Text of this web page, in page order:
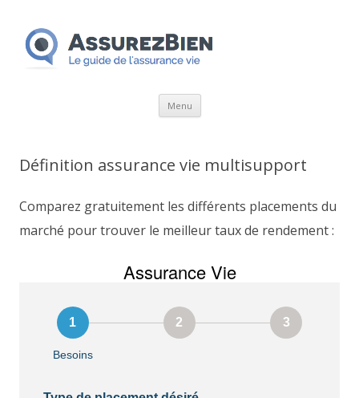
Menu Aller
Définition assurance vie multisupport
Comparez gratuitement les différents placements du
marché pour trouver le meilleur taux de rendement :